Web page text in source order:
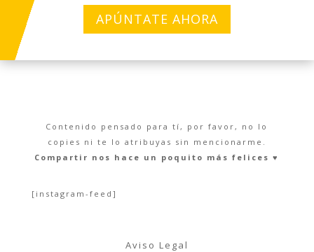
APÚNTATE AHORA
Contenido pensado para tí, por favor, no lo
copies ni te lo atribuyas sin mencionarme.
Compartir nos hace un poquito más felices ♥︎
[instagram-feed]
Aviso Legal